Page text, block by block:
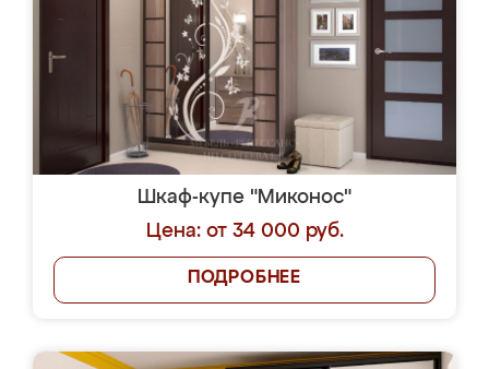
Шкаф-купе "Миконос"
Цена: от 34 000 руб.
ПОДРОБНЕЕ